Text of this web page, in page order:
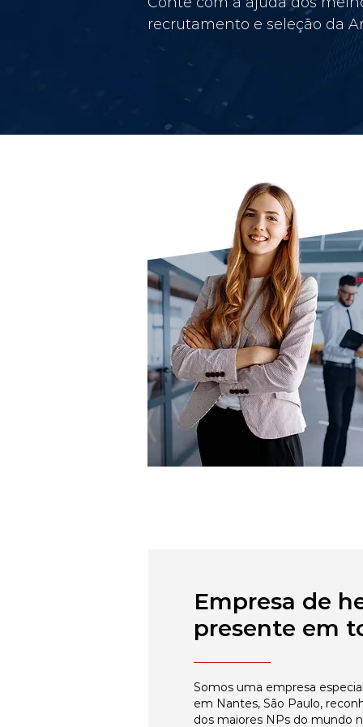
recrutamento e seleção da
Empresa de
presente em
Somos uma empresa
em Nantes, São Paulo,
dos maiores NPs do mundo